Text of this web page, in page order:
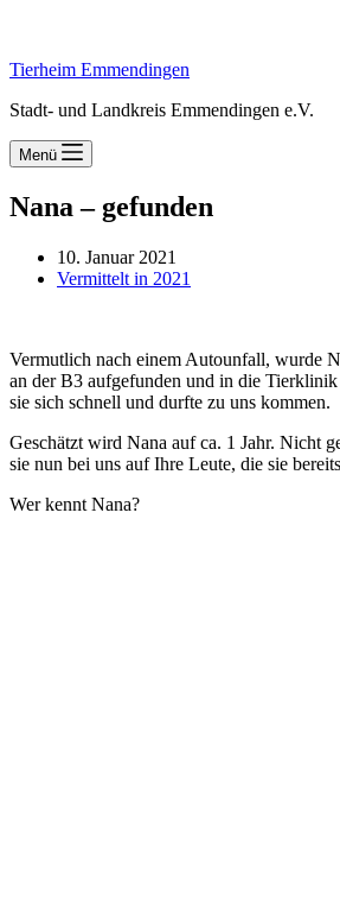
Tierheim Emmendingen
Stadt- und Landkreis Emmendingen e.V.
Menü
Nana – gefunden
10. Januar 2021
Vermittelt in 2021
Vermutlich nach einem Autounfall, wurde
an der B3 aufgefunden und in die
sie sich schnell und durfte zu uns kommen.
Geschätzt wird Nana auf ca. 1 Jahr. Nicht
sie nun bei uns auf Ihre Leute, die sie
Wer kennt Nana?